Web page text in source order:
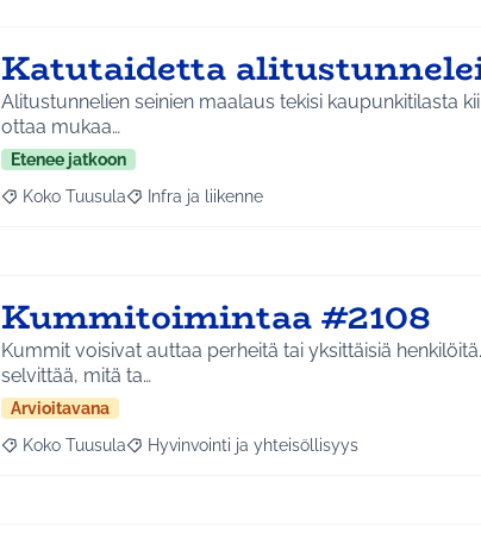
Katutaidetta
Alitustunnelien seinien maalaus tekisi kaupunkitilasta
ottaa mukaa…
Etenee jatkoon
Rajaa tulokset aihepiirin mukaan: Koko Tuusula
Koko Tuusula Rajaa tulokset teeman mukaan: Infra ja
Infra ja liikenne
Kummitoimintaa #2108
Kummit voisivat auttaa perheitä tai yksittäisiä
selvittää, mitä ta…
Arvioitavana
Rajaa tulokset aihepiirin mukaan: Koko Tuusula
Koko Tuusula Rajaa tulokset teeman mukaan: Hyvinvointi
Hyvinvointi ja yhteisöllisyys